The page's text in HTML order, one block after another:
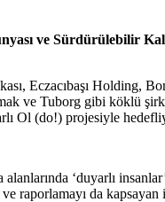
ve Sürdürülebilir
Eczacıbaşı
ve Tuborg gibi köklü
Ol (do!) projesiyle
alanlarında ‘duyarlı
raporlamayı da